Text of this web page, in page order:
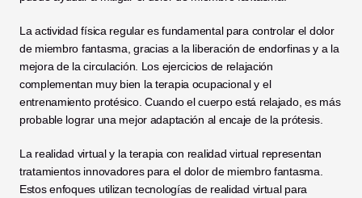
La actividad física regular es fundamental para controlar el dolor
de miembro fantasma, gracias a la liberación de endorfinas y a la
mejora de la circulación. Los ejercicios de relajación
complementan muy bien la terapia ocupacional y el
entrenamiento protésico. Cuando el cuerpo está relajado, es más
probable lograr una mejor adaptación al encaje de la prótesis.
La realidad virtual y la terapia con realidad virtual representan
tratamientos innovadores para el dolor de miembro fantasma.
Estos enfoques utilizan tecnologías de realidad virtual para